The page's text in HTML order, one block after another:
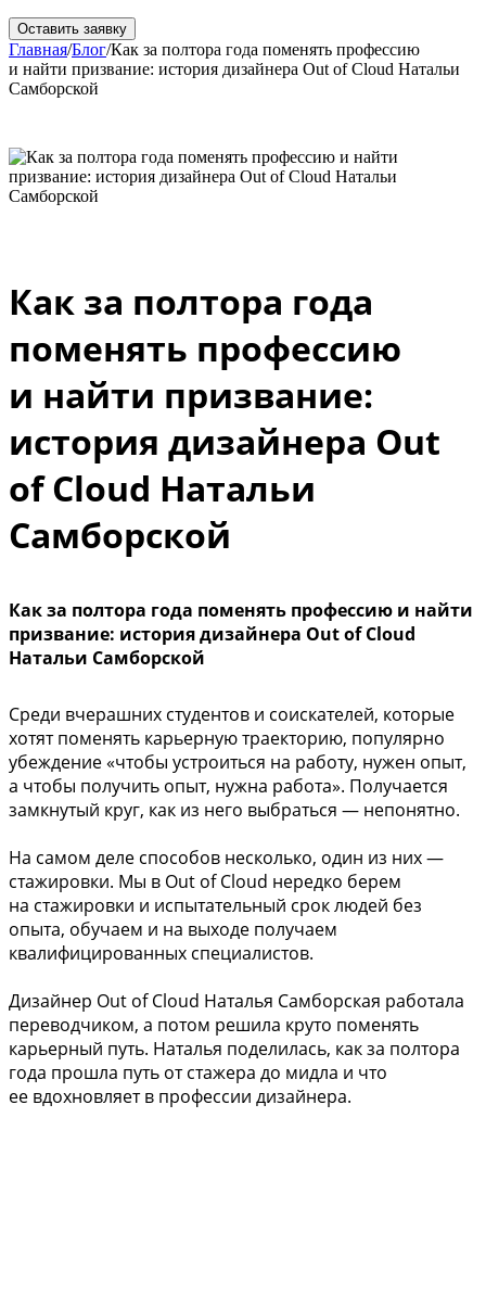
Оставить заявку
Главная/Блог/Как за полтора года поменять профессию
и найти призвание: история дизайнера Out of Cloud Натальи
Самборской
Как за полтора года
поменять профессию
и найти призвание:
история дизайнера Out
of Cloud Натальи
Самборской
Как за полтора года поменять профессию и найти
призвание: история дизайнера Out of Cloud
Натальи Самборской
Среди вчерашних студентов и соискателей, которые
хотят поменять карьерную траекторию, популярно
убеждение «чтобы устроиться на работу, нужен опыт,
а чтобы получить опыт, нужна работа». Получается
замкнутый круг, как из него выбраться — непонятно.
На самом деле способов несколько, один из них —
стажировки. Мы в Out of Cloud нередко берем
на стажировки и испытательный срок людей без
опыта, обучаем и на выходе получаем
квалифицированных специалистов.
Дизайнер Out of Cloud Наталья Самборская работала
переводчиком, а потом решила круто поменять
карьерный путь. Наталья поделилась, как за полтора
года прошла путь от стажера до мидла и что
ее вдохновляет в профессии дизайнера.